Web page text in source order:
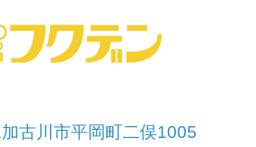
古川市平岡町二俣1005